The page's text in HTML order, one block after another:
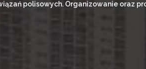
polisowych. Organizowanie oraz